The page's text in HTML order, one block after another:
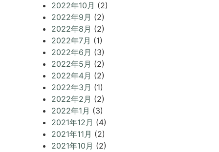
2022年10月 (2)
2022年9月 (2)
2022年8月 (2)
2022年7月 (1)
2022年6月 (3)
2022年5月 (2)
2022年4月 (2)
2022年3月 (1)
2022年2月 (2)
2022年1月 (3)
2021年12月 (4)
2021年11月 (2)
2021年10月 (2)